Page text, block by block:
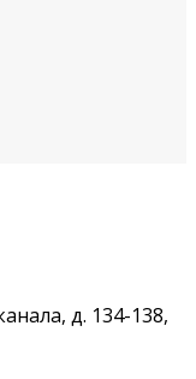
д. 134-138,